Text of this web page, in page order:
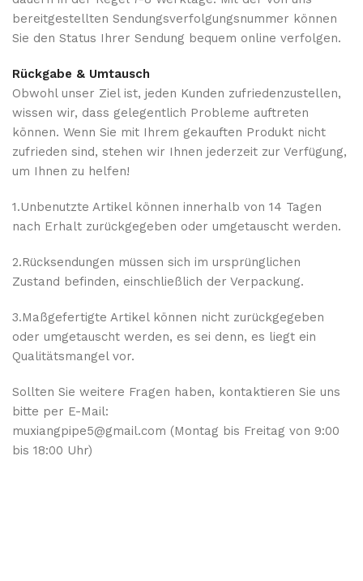
bereitgestellten Sendungsverfolgungsnummer können
Sie den Status Ihrer Sendung bequem online verfolgen.
Rückgabe & Umtausch
Obwohl unser Ziel ist, jeden Kunden zufriedenzustellen,
wissen wir, dass gelegentlich Probleme auftreten
können. Wenn Sie mit Ihrem gekauften Produkt nicht
zufrieden sind, stehen wir Ihnen jederzeit zur Verfügung,
um Ihnen zu helfen!
1.Unbenutzte Artikel können innerhalb von 14 Tagen
nach Erhalt zurückgegeben oder umgetauscht werden.
2.Rücksendungen müssen sich im ursprünglichen
Zustand befinden, einschließlich der Verpackung.
3.Maßgefertigte Artikel können nicht zurückgegeben
oder umgetauscht werden, es sei denn, es liegt ein
Qualitätsmangel vor.
Sollten Sie weitere Fragen haben, kontaktieren Sie uns
bitte per E-Mail:
muxiangpipe5@gmail.com (Montag bis Freitag von 9:00
bis 18:00 Uhr)